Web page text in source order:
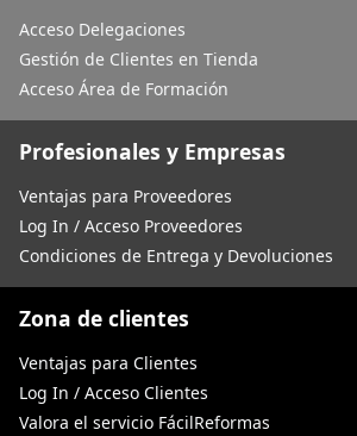
Acceso Delegaciones
Gestión de Clientes en Tienda
Acceso Área de Formación
Profesionales y Empresas
Ventajas para Proveedores
Log In / Acceso Proveedores
Condiciones de Entrega y Devoluciones
Zona de clientes
Ventajas para Clientes
Log In / Acceso Clientes
Valora el servicio FácilReformas